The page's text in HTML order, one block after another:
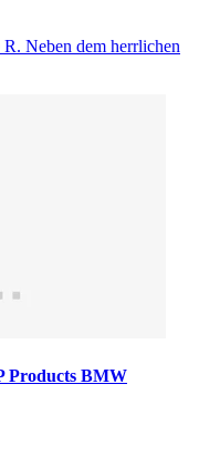
Neben dem herrlichen
Products BMW